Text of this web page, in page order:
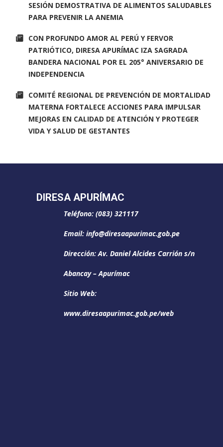
SESIÓN DEMOSTRATIVA DE ALIMENTOS SALUDABLES
PARA PREVENIR LA ANEMIA
CON PROFUNDO AMOR AL PERÚ Y FERVOR
PATRIÓTICO, DIRESA APURÍMAC IZA SAGRADA
BANDERA NACIONAL POR EL 205° ANIVERSARIO DE
INDEPENDENCIA
COMITÉ REGIONAL DE PREVENCIÓN DE MORTALIDAD
MATERNA FORTALECE ACCIONES PARA IMPULSAR
MEJORAS EN CALIDAD DE ATENCIÓN Y PROTEGER
VIDA Y SALUD DE GESTANTES
DIRESA APURÍMAC
Teléfono: (083) 321117
Email: info@diresaapurimac.gob.pe
Dirección: Av. Daniel Alcides Carrión s/n
Abancay – Apurímac
Sitio Web:
www.diresaapurimac.gob.pe/web